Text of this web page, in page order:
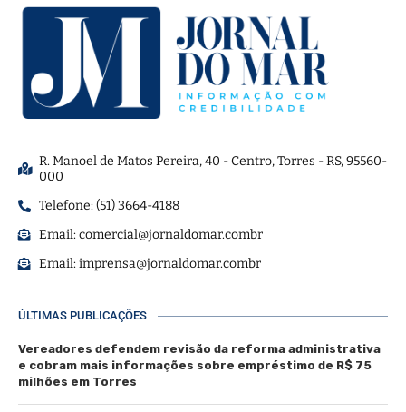
R. Manoel de Matos Pereira, 40 - Centro, Torres - RS, 95560-
000
Telefone: (51) 3664-4188
Email:comercial@jornaldomar.combr
Email:imprensa@jornaldomar.combr
ÚLTIMAS PUBLICAÇÕES
Vereadores defendem revisão da reforma administrativa
e cobram mais informações sobre empréstimo de R$ 75
milhões em Torres